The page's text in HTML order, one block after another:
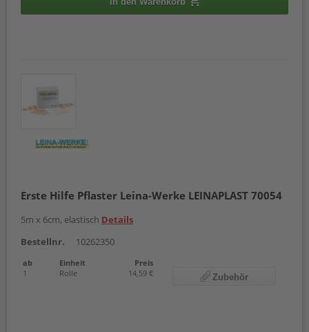
Erste Hilfe Pflaster Leina-Werke LEINAPLAST 70054
5m x 6cm, elastisch Details
Bestellnr.
10262350
ab Einheit
Preis
1
Rolle 14,59 € Zubehör